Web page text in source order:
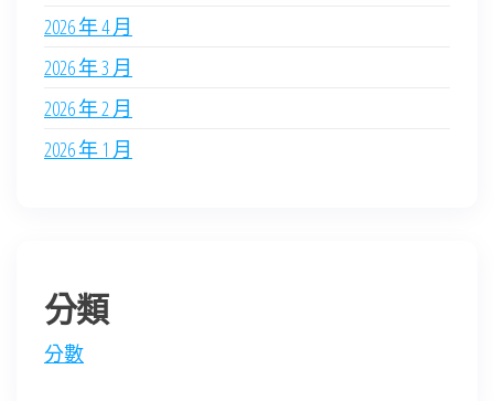
2026 年 4 月
2026 年 3 月
2026 年 2 月
2026 年 1 月
分類
分數